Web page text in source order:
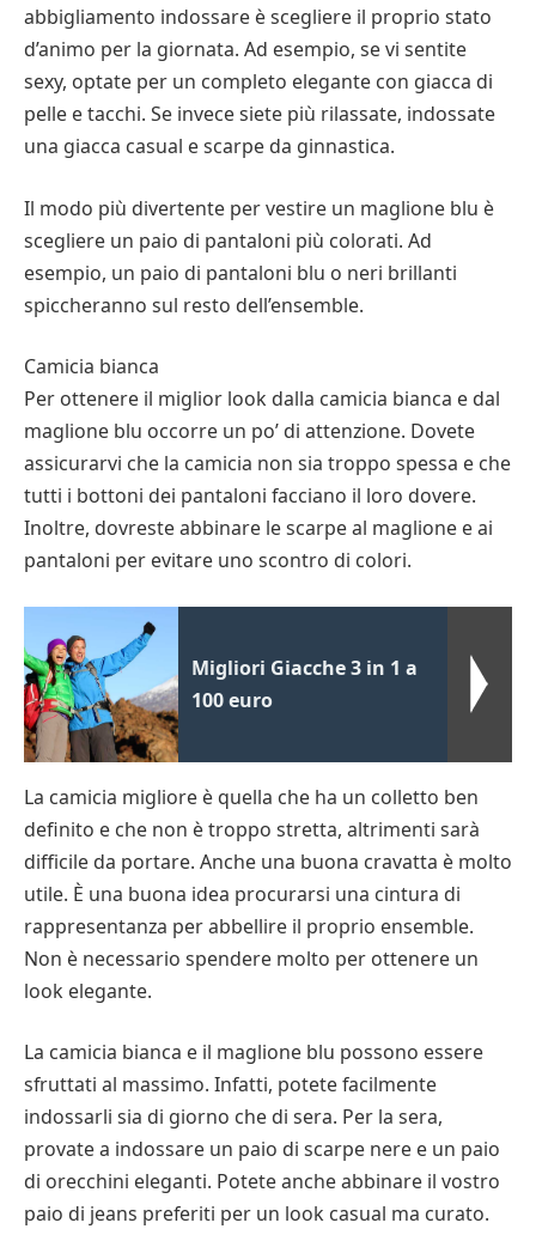
abbigliamento indossare è scegliere il proprio stato
d’animo per la giornata. Ad esempio, se vi sentite
sexy, optate per un completo elegante con giacca di
pelle e tacchi. Se invece siete più rilassate, indossate
una giacca casual e scarpe da ginnastica.
Il modo più divertente per vestire un maglione blu è
scegliere un paio di pantaloni più colorati. Ad
esempio, un paio di pantaloni blu o neri brillanti
spiccheranno sul resto dell’ensemble.
Camicia bianca
Per ottenere il miglior look dalla camicia bianca e dal
maglione blu occorre un po’ di attenzione. Dovete
assicurarvi che la camicia non sia troppo spessa e che
tutti i bottoni dei pantaloni facciano il loro dovere.
Inoltre, dovreste abbinare le scarpe al maglione e ai
pantaloni per evitare uno scontro di colori.
Migliori Giacche 3 in 1 a
100 euro
La camicia migliore è quella che ha un colletto ben
definito e che non è troppo stretta, altrimenti sarà
difficile da portare. Anche una buona cravatta è molto
utile. È una buona idea procurarsi una cintura di
rappresentanza per abbellire il proprio ensemble.
Non è necessario spendere molto per ottenere un
look elegante.
La camicia bianca e il maglione blu possono essere
sfruttati al massimo. Infatti, potete facilmente
indossarli sia di giorno che di sera. Per la sera,
provate a indossare un paio di scarpe nere e un paio
di orecchini eleganti. Potete anche abbinare il vostro
paio di jeans preferiti per un look casual ma curato.